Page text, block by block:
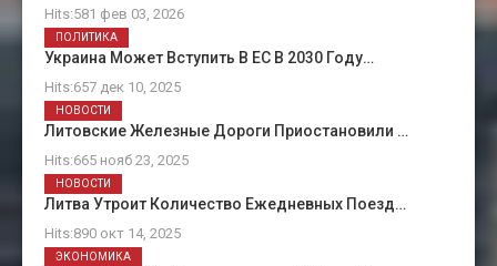
Hits:581 фев 03, 2026
Украина Может Вступить В ЕС В 2030 Году…
Hits:657 дек 10, 2025
ПОЛИТИКА
Литовские Железные Дороги Приостановили …
Hits:665 нояб 23, 2025
НОВОСТИ
Литва Утроит Количество Ежедневных Поезд…
Hits:890 окт 14, 2025
НОВОСТИ
ЭКОНОМИКА